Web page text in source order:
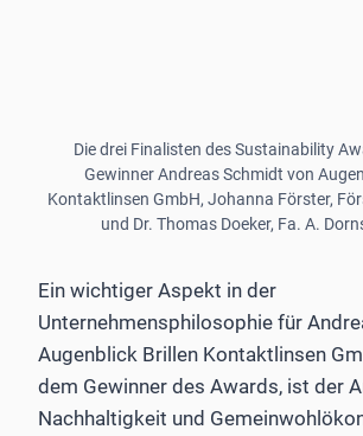
Die drei Finalisten des Sustainability
Gewinner Andreas Schmidt von
Kontaktlinsen GmbH, Johanna Förster,
und Dr. Thomas Doeker, Fa. A.
Ein wichtiger Aspekt in der
Unternehmensphilosophie für­
Augenblick Brillen Kontaktlinsen
dem Gewinner des Awards, ist der
Nachhaltigkeit und